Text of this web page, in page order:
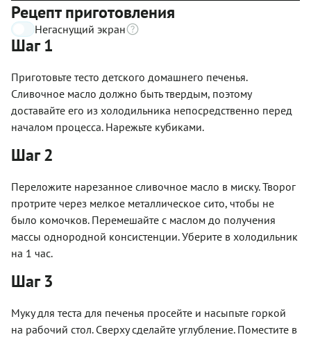
Рецепт приготовления
Негаснущий экран
Шаг 1
Приготовьте тесто детского домашнего печенья.
Сливочное масло должно быть твердым, поэтому
доставайте его из холодильника непосредственно перед
началом процесса. Нарежьте кубиками.
Шаг 2
Переложите нарезанное сливочное масло в миску. Творог
протрите через мелкое металлическое сито, чтобы не
было комочков. Перемешайте с маслом до получения
массы однородной консистенции. Уберите в холодильник
на 1 час.
Шаг 3
Муку для теста для печенья просейте и насыпьте горкой
на рабочий стол. Сверху сделайте углубление. Поместите в